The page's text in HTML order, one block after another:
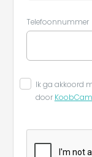
Telefoonnummer
Ik ga akkoord
door